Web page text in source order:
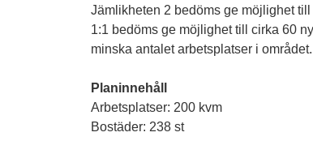
Jämlikheten 2 bedöms ge möjlighet
1:1 bedöms ge möjlighet till cirka 60
minska antalet arbetsplatser i området.
Planinnehåll
Arbetsplatser: 200 kvm
Bostäder: 238 st